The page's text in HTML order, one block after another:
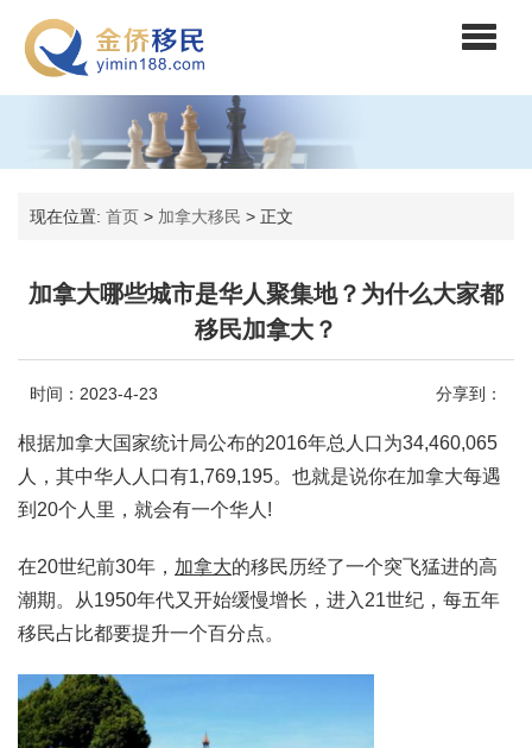
现在位置: 首页 > 加拿大移民 > 正文
加拿大哪些城市是华人聚集地？为什么大家都
移民加拿大？
时间：2023-4-23 分享到：
根据加拿大国家统计局公布的2016年总人口为34,460,065
人，其中华人人口有1,769,195。也就是说你在加拿大每遇
到20个人里，就会有一个华人!
在20世纪前30年， 加拿大的移民历经了一个突飞猛进的高
潮期。从1950年代又开始缓慢增长，进入21世纪，每五年
移民占比都要提升一个百分点。